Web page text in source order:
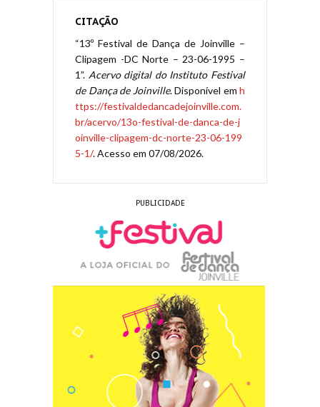
CITAÇÃO
“13º Festival de Dança de Joinville –
Clipagem -DC Norte – 23-06-1995 –
1”. Acervo digital do Instituto Festival
de Dança de Joinville. Disponível em h
ttps://festivaldedancadejoinville.com.
br/acervo/13o-festival-de-danca-de-j
oinville-clipagem-dc-norte-23-06-199
5-1/. Acesso em 07/08/2026.
PUBLICIDADE